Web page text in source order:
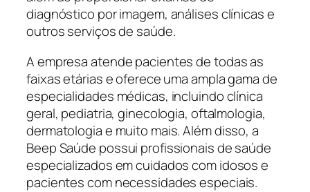
diagnóstico por imagem, análises clínicas e
outros serviços de saúde.
A empresa atende pacientes de todas as
faixas etárias e oferece uma ampla gama de
especialidades médicas, incluindo clínica
geral, pediatria, ginecologia, oftalmologia,
dermatologia e muito mais. Além disso, a
Beep Saúde possui profissionais de saúde
especializados em cuidados com idosos e
pacientes com necessidades especiais.